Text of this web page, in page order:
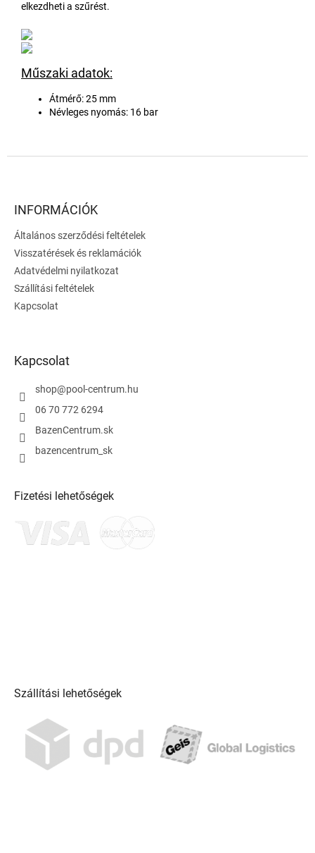
elkezdheti a szűrést.
Műszaki adatok:
Átmérő: 25 mm
Névleges nyomás: 16 bar
INFORMÁCIÓK
Általános szerződési feltételek
Visszatérések és reklamációk
Adatvédelmi nyilatkozat
Szállítási feltételek
Kapcsolat
Kapcsolat
shop@pool-centrum.hu
06 70 772 6294
BazenCentrum.sk
bazencentrum_sk
Fizetési lehetőségek
Szállítási lehetőségek